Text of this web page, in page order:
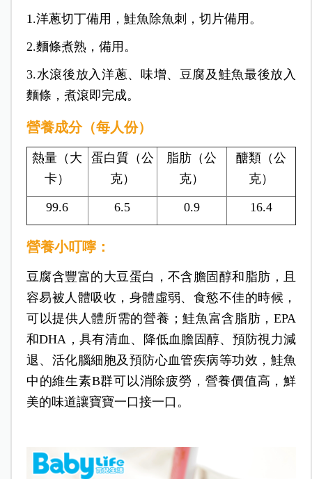
1.洋蔥切丁備用，鮭魚除魚刺，切片備用。
2.麵條煮熟，備用。
3.水滾後放入洋蔥、味增、豆腐及鮭魚最後放入
麵條，煮滾即完成。
營養成分（每人份）
熱量（大
卡）
蛋白質（公
克）
脂肪（公
克）
醣類（公
克）
99.6 6.5 0.9 16.4
營養小叮嚀：
豆腐含豐富的大豆蛋白，不含膽固醇和脂肪，且
容易被人體吸收，身體虛弱、食慾不佳的時候，
可以提供人體所需的營養；鮭魚富含脂肪，EPA
和DHA，具有清血、降低血膽固醇、預防視力減
退、活化腦細胞及預防心血管疾病等功效，鮭魚
中的維生素B群可以消除疲勞，營養價值高，鮮
美的味道讓寶寶一口接一口。